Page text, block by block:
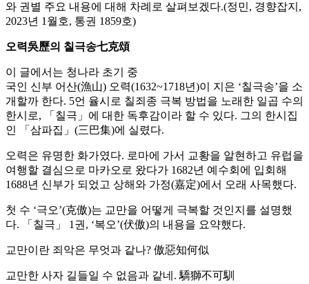
와 권별 주요 내용에 대해 차례로 살펴보겠다.(정민, 경향잡지,
2023년 1월호, 통권 1859호)
오력吳歷의 칠극송七克頌
이 글에서는 청나라 초기 중
국인 신부 어산(漁山) 오력(1632~1718년)이 지은 ‘칠극송’을 소
개할까 한다. 5언 율시로 칠죄종 극복 방법을 노래한 일곱 수의
한시로, 「칠극」에 대한 독후감이라 할 수 있다. 그의 한시집
인 「삼파집」(三巴集)에 실렸다.
오력은 유명한 화가였다. 로마에 가서 교황을 알현하고 유럽을
여행할 결심으로 마카오로 왔다가 1682년 예수회에 입회해
1688년 신부가 되었고 상해와 가정(嘉定)에서 오래 사목했다.
첫 수 ‘극오’(克傲)는 교만을 어떻게 극복할 것인지를 설명했
다. 「칠극」 1권, ‘복오’(伏傲)의 내용을 요약했다.
교만이란 죄악은 무엇과 같나? 傲惡知何似
교만한 사자 길들일 수 없음과 같네. 驕獅不可馴